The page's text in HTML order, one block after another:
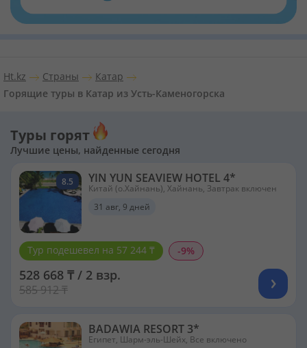
Ht.kz Страны
Катар
Горящие туры в Катар из Усть-Каменогорска
Туры горят
Лучшие цены, найденные сегодня
8.5 YIN YUN SEAVIEW HOTEL 4*
Китай (о.Хайнань), Хайнань, Завтрак включен
31 авг, 9 дней
Тур подешевел на 57 244 ₸ -9%
528 668 ₸ / 2 взр.
585 912 ₸
BADAWIA RESORT 3*
Египет, Шарм-эль-Шейх, Все включено